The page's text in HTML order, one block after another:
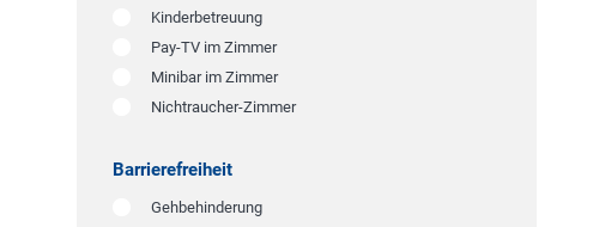
Kinderbetreuung
Pay-TV im Zimmer
Minibar im Zimmer
Nichtraucher-Zimmer
Barrierefreiheit
Gehbehinderung